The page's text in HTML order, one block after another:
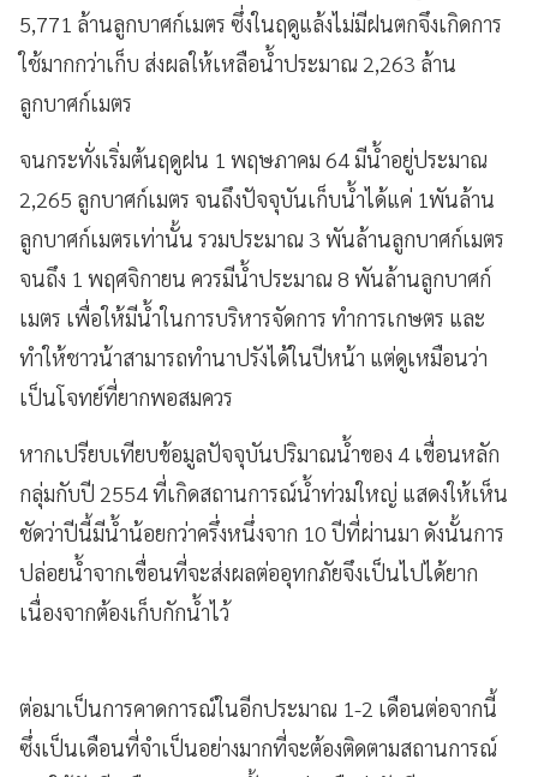
5,771 ล้านลูกบาศก์เมตร ซึ่งในฤดูแล้งไม่มีฝนตกจึงเกิดการ
ใช้มากกว่าเก็บ ส่งผลให้เหลือน้ำประมาณ 2,263 ล้าน
ลูกบาศก์เมตร
จนกระทั่งเริ่มต้นฤดูฝน 1 พฤษภาคม 64 มีน้ำอยู่ประมาณ
2,265 ลูกบาศก์เมตร จนถึงปัจจุบันเก็บน้ำได้แค่ 1พันล้าน
ลูกบาศก์เมตรเท่านั้น รวมประมาณ 3 พันล้านลูกบาศก์เมตร
จนถึง 1 พฤศจิกายน ควรมีน้ำประมาณ 8 พันล้านลูกบาศก์
เมตร เพื่อให้มีน้ำในการบริหารจัดการ ทำการเกษตร และ
ทำให้ชาวน้าสามารถทำนาปรังได้ในปีหน้า แต่ดูเหมือนว่า
เป็นโจทย์ที่ยากพอสมควร
หากเปรียบเทียบข้อมูลปัจจุบันปริมาณน้ำของ 4 เขื่อนหลัก
กลุ่มกับปี 2554 ที่เกิดสถานการณ์น้ำท่วมใหญ่ แสดงให้เห็น
ชัดว่าปีนี้มีน้ำน้อยกว่าครึ่งหนึ่งจาก 10 ปีที่ผ่านมา ดังนั้นการ
ปล่อยน้ำจากเขื่อนที่จะส่งผลต่ออุทกภัยจึงเป็นไปได้ยาก
เนื่องจากต้องเก็บกักน้ำไว้
ต่อมาเป็นการคาดการณ์ในอีกประมาณ 1-2 เดือนต่อจากนี้
ซึ่งเป็นเดือนที่จำเป็นอย่างมากที่จะต้องติดตามสถานการณ์